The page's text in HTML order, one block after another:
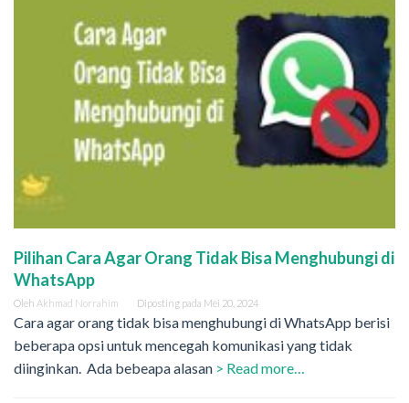
Pilihan Cara Agar Orang Tidak Bisa Menghubungi di
WhatsApp
Oleh Akhmad Norrahim Diposting pada Mei 20, 2024
Cara agar orang tidak bisa menghubungi di WhatsApp berisi
beberapa opsi untuk mencegah komunikasi yang tidak
diinginkan. Ada bebeapa alasan > Read more…